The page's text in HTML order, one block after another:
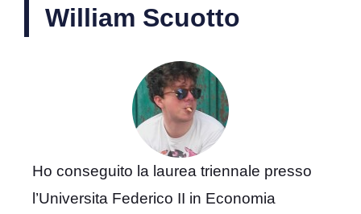
William Scuotto
Ho conseguito la laurea triennale presso
l’Universita Federico II in Economia